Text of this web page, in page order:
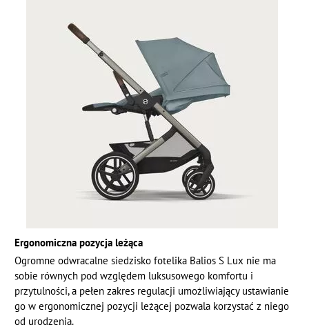
Ergonomiczna pozycja leżąca
Ogromne odwracalne siedzisko fotelika Balios S Lux nie ma
sobie równych pod względem luksusowego komfortu i
przytulności, a pełen zakres regulacji umożliwiający ustawianie
go w ergonomicznej pozycji leżącej pozwala korzystać z niego
od urodzenia.